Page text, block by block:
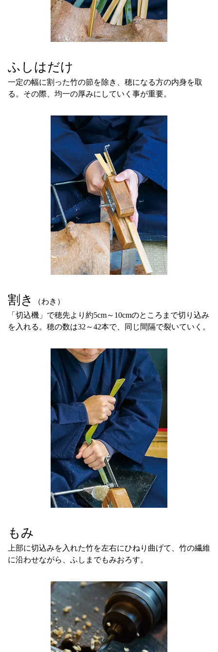
ふしはだけ
一定の幅に割った竹の節を除き、穂になる方の内身を取
る。その際、均一の厚みにしていく事が重要。
割き
（わき）
「切込機」で穂先より約5cm～10cmのところまで切り込み
を入れる。穂の数は32～42本で、同じ間隔で裂いていく。
もみ
上部に切込みを入れた竹を左右にひねり曲げて、竹の繊維
に沿わせながら、ふしまでもみおろす。